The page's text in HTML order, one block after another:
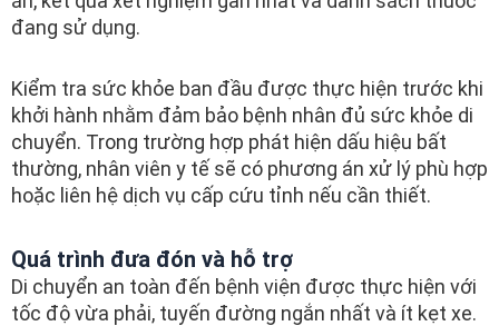
đang sử dụng.
Kiểm tra sức khỏe ban đầu được thực hiện trước khi
khởi hành nhằm đảm bảo bệnh nhân đủ sức khỏe di
chuyển. Trong trường hợp phát hiện dấu hiệu bất
thường, nhân viên y tế sẽ có phương án xử lý phù hợp
hoặc liên hệ dịch vụ cấp cứu tỉnh nếu cần thiết.
Quá trình đưa đón và hỗ trợ
Di chuyển an toàn đến bệnh viện được thực hiện với
tốc độ vừa phải, tuyến đường ngắn nhất và ít kẹt xe.